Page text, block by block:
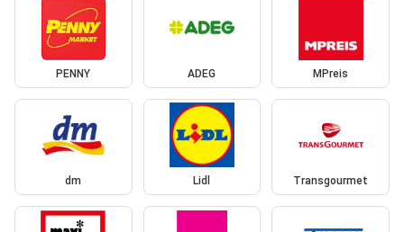
PENNY ADEG MPreis
dm Lidl Transgourmet